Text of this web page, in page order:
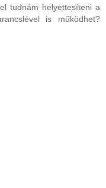
tudnám helyettesíteni a
is működhet?